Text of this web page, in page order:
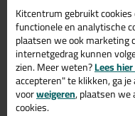
Kenmerken
Eenvoudig te
Hoge opbrengst
Flexibele slang
Kitcentrum gebruikt
functionele en analytische
plaatsen we ook marketing
internetgedrag kunnen
zien. Meer weten?Lees
accepteren" te klikken, ga
voorweigeren, plaatsen
cookies.